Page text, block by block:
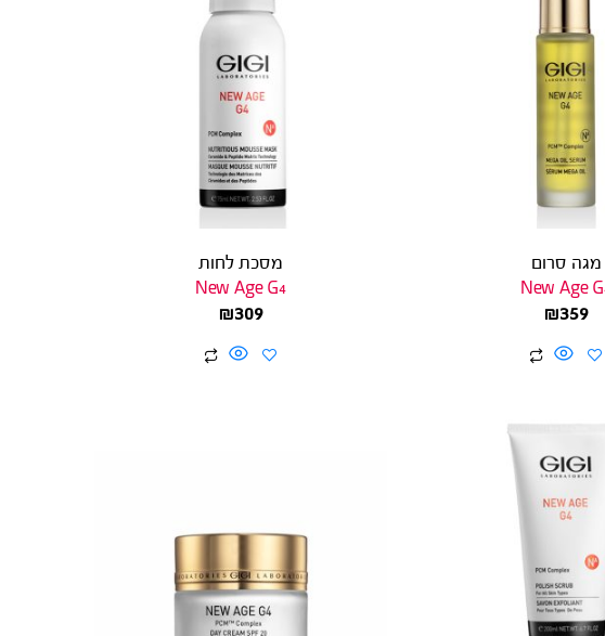
מגה סרום
New Age
₪359
מסכת לחות
New Age G4
₪309